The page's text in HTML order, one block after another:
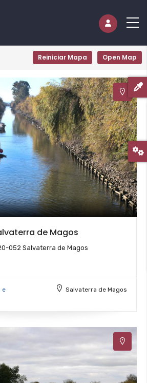
Reiniciar Mapa Open Map
de Magos
052 Salvaterra de Magos
e
Salvaterra de Magos